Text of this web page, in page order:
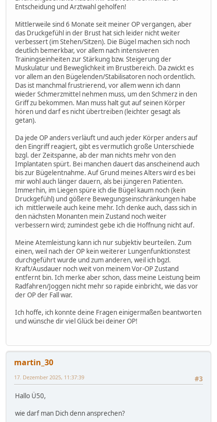
Entscheidung und Arztwahl geholfen!
Mittlerweile sind 6 Monate seit meiner OP vergangen, aber
das Druckgefühl in der Brust hat sich leider nicht weiter
verbessert (im Stehen/Sitzen). Die Bügel machen sich noch
deutlich bemerkbar, vor allem nach intensiveren
Trainingseinheiten zur Stärkung bzw. Steigerung der
Muskulatur und Beweglichkeit im Brustbereich. Da zwickt es
vor allem an den Bügelenden/Stabilisatoren noch ordentlich.
Das ist manchmal frustrierend, vor allem wenn ich dann
wieder Schmerzmittel nehmen muss, um den Schmerz in den
Griff zu bekommen. Man muss halt gut auf seinen Körper
hören und darf es nicht übertreiben (leichter gesagt als
getan).
Da jede OP anders verläuft und auch jeder Körper anders auf
den Eingriff reagiert, gibt es vermutlich große Unterschiede
bzgl. der Zeitspanne, ab der man nichts mehr von den
Implantaten spürt. Bei manchen dauert das anscheinend auch
bis zur Bügelentnahme. Auf Grund meines Alters wird es bei
mir wohl auch länger dauern, als bei jüngeren Patienten.
Immerhin, im Liegen spüre ich die Bügel kaum noch (kein
Druckgefühl) und gößere Bewegungseinschränkungen habe
ich mittlerweile auch keine mehr. Ich denke auch, dass sich in
den nächsten Monanten mein Zustand noch weiter
verbessern wird; zumindest gebe ich die Hoffnung nicht auf.
Meine Atemleistung kann ich nur subjektiv beurteilen. Zum
einen, weil nach der OP kein weiterer Lungenfunktionstest
durchgeführt wurde und zum anderen, weil ich bgzl.
Kraft/Ausdauer noch weit von meinem Vor-OP Zustand
entfernt bin. Ich merke aber schon, dass meine Leistung beim
Radfahren/Joggen nicht mehr so rapide einbricht, wie das vor
der OP der Fall war.
Ich hoffe, ich konnte deine Fragen einigermaßen beantworten
und wünsche dir viel Glück bei deiner OP!
martin_30
#3
17. Dezember 2025, 11:37:39
Hallo Ü50,
wie darf man Dich denn ansprechen?